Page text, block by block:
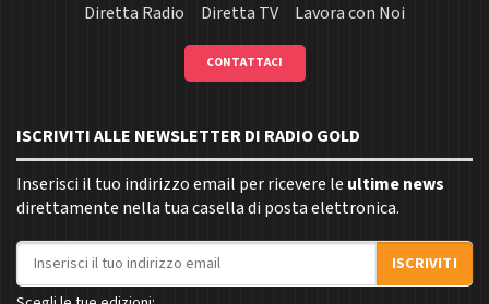
Diretta Radio
Diretta TV Lavora con Noi
CONTATTACI
ISCRIVITI ALLE NEWSLETTER DI RADIO GOLD
Inserisci il tuo indirizzo email per ricevere le ultime news
direttamente nella tua casella di posta elettronica.
Indirizzo email
ISCRIVITI